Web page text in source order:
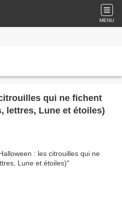
MENU
qui ne fichent
lettres, Lune et étoiles)